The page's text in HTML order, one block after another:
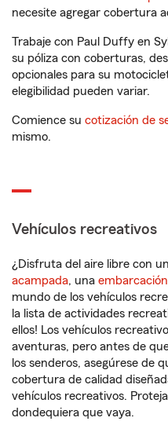
necesite agregar cobertura
Trabaje con Paul Duffy en
su póliza con coberturas,
opcionales para su
elegibilidad pueden variar.
Comience su cotización de
mismo.
Vehículos recreativos
¿Disfruta del aire libre con
acampada, una embarcación
mundo de los vehículos
la lista de actividades
ellos! Los vehículos
aventuras, pero antes de
los senderos, asegúrese de
cobertura de calidad
vehículos recreativos.
dondequiera que vaya.